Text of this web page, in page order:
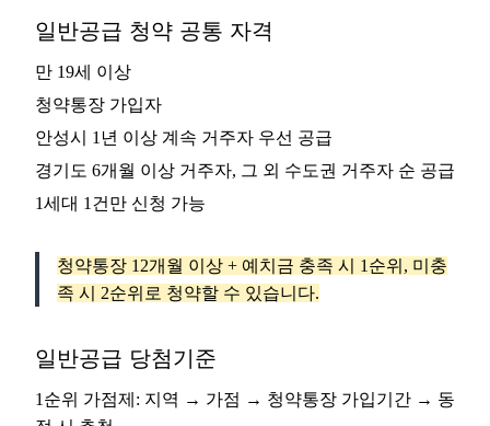
일반공급 청약 공통 자격
만 19세 이상
청약통장 가입자
안성시 1년 이상 계속 거주자 우선 공급
경기도 6개월 이상 거주자, 그 외 수도권 거주자 순 공급
1세대 1건만 신청 가능
청약통장 12개월 이상 + 예치금 충족 시 1순위, 미충
족 시 2순위로 청약할 수 있습니다.
일반공급 당첨기준
1순위 가점제: 지역 → 가점 → 청약통장 가입기간 → 동